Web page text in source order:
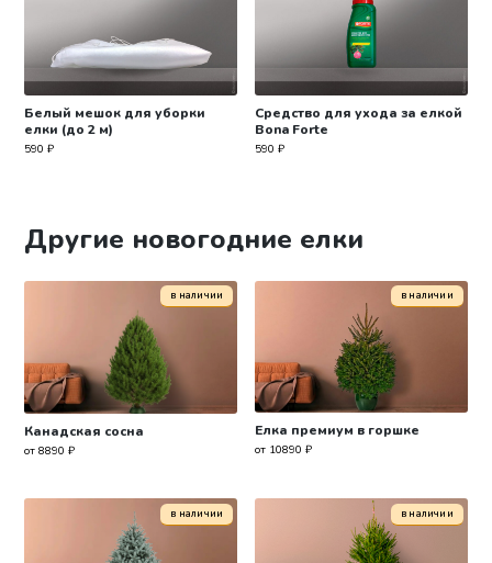
Белый мешок для уборки
елки (до 2 м)
590₽
Средство для ухода за елкой
Bona Forte
590₽
Другие новогодние елки
Канадская сосна
от 8890 ₽
в наличии
Елка премиум в горшке
от 10890 ₽
в наличии
в наличии в наличии